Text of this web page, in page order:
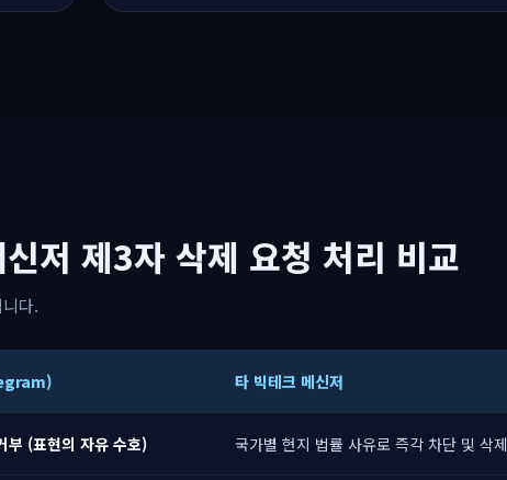
저 제3자 삭제 요청 처리 비교
다.
타 빅테크 메신저
부 (표현의 자유 수호) 국가별 현지 법률 사유로 즉각 차단 및 삭제